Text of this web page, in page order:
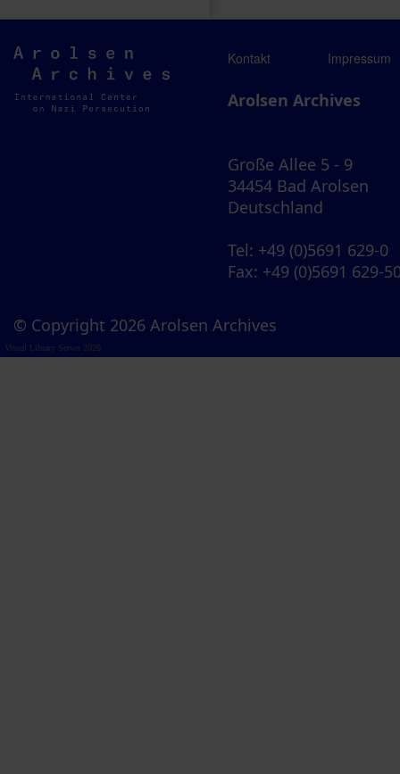
Arolsen
Archives
Kontakt Impressum
Arolsen Archives
Große Allee 5 - 9
34454 Bad Arolsen
Deutschland
Tel: +49 (0)5691 629-0
Fax: +49 (0)5691 629-
© Copyright 2026 Arolsen Archives
Visual Library Server 2026